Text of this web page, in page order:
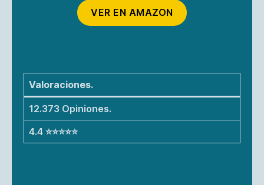
VER EN AMAZON
Valoraciones.
12.373 Opiniones.
4.4 ⭐⭐⭐⭐⭐